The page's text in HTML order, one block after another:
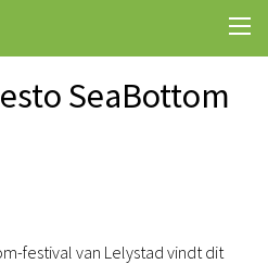
SeaBottom
festival van Lelystad vindt dit